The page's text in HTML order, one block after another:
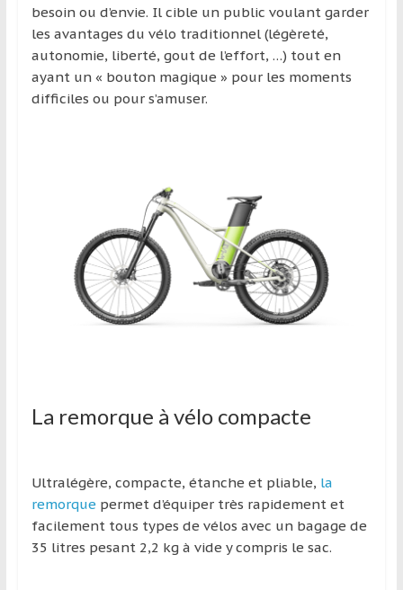
besoin ou d’envie. Il cible un public voulant garder
les avantages du vélo traditionnel (légèreté,
autonomie, liberté, gout de l’effort, …) tout en
ayant un « bouton magique » pour les moments
difficiles ou pour s’amuser.
La remorque à vélo compacte
Ultralégère, compacte, étanche et pliable, la
remorque permet d’équiper très rapidement et
facilement tous types de vélos avec un bagage de
35 litres pesant 2,2 kg à vide y compris le sac.